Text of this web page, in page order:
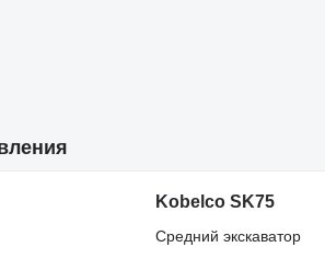
Kobelco SK75
Средний экскаватор